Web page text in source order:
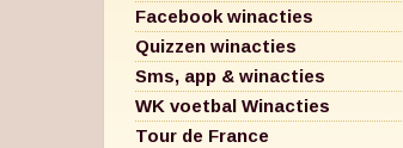
Facebook winacties
Quizzen winacties
Sms, app & winacties
WK voetbal Winacties
Tour de France